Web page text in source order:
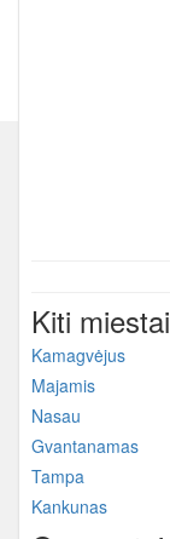
Kiti miestai
Kamagvėjus
Majamis
Nasau
Gvantanamas
Tampa
Kankunas